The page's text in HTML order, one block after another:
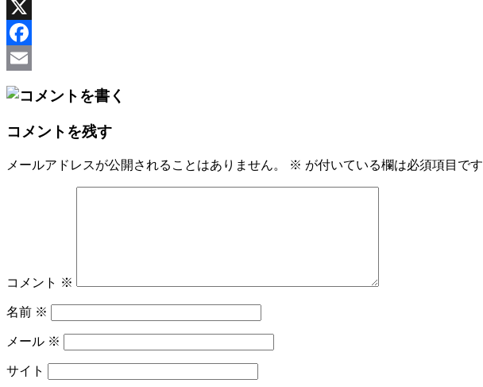
X
Facebook
Email
コメントを残す
メールアドレスが公開されることはありません。 ※ が付いている欄は必須項目です
コメント ※
名前 ※
メール ※
サイト